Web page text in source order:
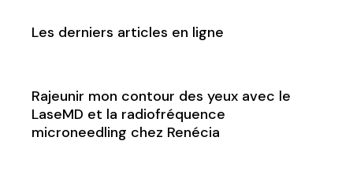
Les derniers articles en ligne
Rajeunir mon contour des yeux avec le
LaseMD et la radiofréquence
microneedling chez Renécia